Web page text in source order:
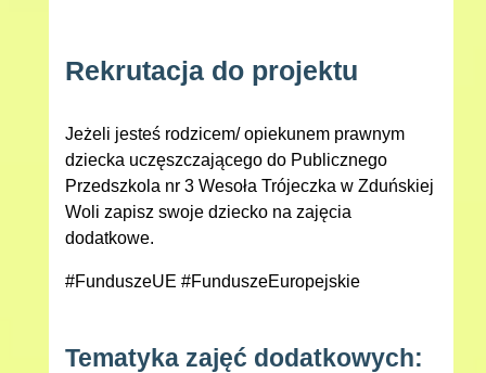
Rekrutacja do projektu
Jeżeli jesteś rodzicem/ opiekunem prawnym
dziecka uczęszczającego do Publicznego
Przedszkola nr 3 Wesoła Trójeczka w Zduńskiej
Woli zapisz swoje dziecko na zajęcia
dodatkowe.
#FunduszeUE #FunduszeEuropejskie
Tematyka zajęć dodatkowych: